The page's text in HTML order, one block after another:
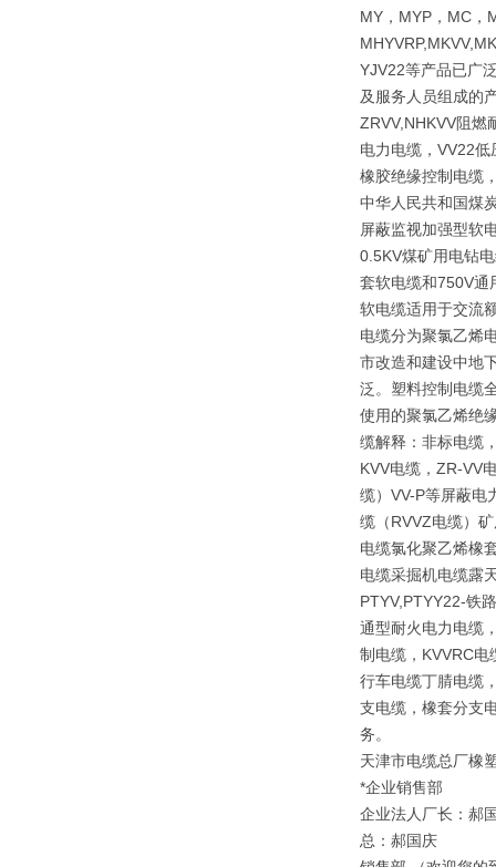
MY，MYP，MC，
YJV22等产品已广
及服务人员组成的
ZRVV,NHKVV阻燃
电力电缆，VV22
橡胶绝缘控制电缆
中华人民共和国煤
屏蔽监视加强型软
0.5KV煤矿用电钻
套软电缆和750V通
软电缆适用于交流
电缆分为聚氯乙烯
市改造和建设中地
泛。塑料控制电缆
使用的聚氯乙烯绝
缆解释：非标电缆
KVV电缆，ZR-VV
缆）VV-P等屏蔽电
缆（RVVZ电缆）
电缆氯化聚乙烯橡
电缆采掘机电缆露
PTYV,PTYY22-铁
通型耐火电力电缆
制电缆，KVVRC
行车电缆丁腈电缆
支电缆，橡套分支
务。
天津市电缆总厂橡
*企业销售部
企业法人厂长：郝
总：郝国庆